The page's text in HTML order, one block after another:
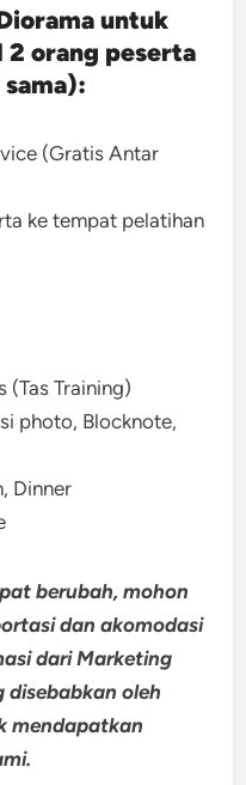
untuk
2 orang peserta
(Gratis Antar
ke tempat pelatihan
(Tas Training)
photo, Blocknote,
Dinner
berubah, mohon
dan akomodasi
dari Marketing
disebabkan oleh
mendapatkan